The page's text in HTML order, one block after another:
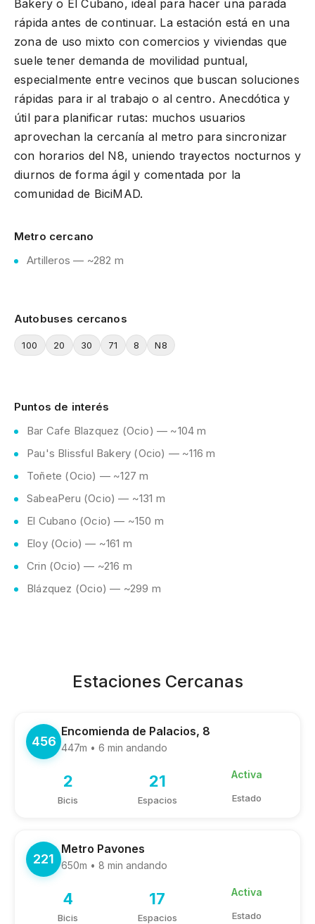
Bakery o El Cubano, ideal para hacer una parada
rápida antes de continuar. La estación está en una
zona de uso mixto con comercios y viviendas que
suele tener demanda de movilidad puntual,
especialmente entre vecinos que buscan soluciones
rápidas para ir al trabajo o al centro. Anecdótica y
útil para planificar rutas: muchos usuarios
aprovechan la cercanía al metro para sincronizar
con horarios del N8, uniendo trayectos nocturnos y
diurnos de forma ágil y comentada por la
comunidad de BiciMAD.
Metro cercano
Artilleros — ~282 m
Autobuses cercanos
100 20 30 71 8 N8
Puntos de interés
Bar Cafe Blazquez (Ocio) — ~104 m
Pau's Blissful Bakery (Ocio) — ~116 m
Toñete (Ocio) — ~127 m
SabeaPeru (Ocio) — ~131 m
El Cubano (Ocio) — ~150 m
Eloy (Ocio) — ~161 m
Crin (Ocio) — ~216 m
Blázquez (Ocio) — ~299 m
Estaciones Cercanas
456
Encomienda de Palacios, 8
447m • 6 min andando
2
Bicis
21
Espacios
Activa
Estado
221
Metro Pavones
650m • 8 min andando
4
Bicis
17
Espacios
Activa
Estado